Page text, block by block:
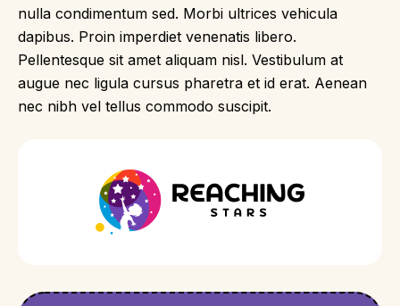
nulla condimentum sed. Morbi ultrices vehicula
dapibus. Proin imperdiet venenatis libero.
Pellentesque sit amet aliquam nisl. Vestibulum at
augue nec ligula cursus pharetra et id erat. Aenean
nec nibh vel tellus commodo suscipit.